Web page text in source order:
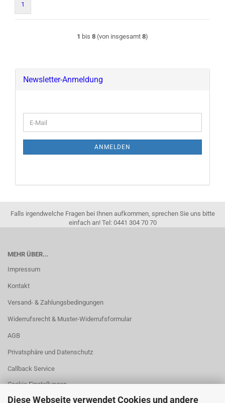
Diese Webseite verwendet Cookies und andere
1
1 bis 8 (von insgesamt 8)
Newsletter-Anmeldung
E-
Mail
ANMELDEN
Falls irgendwelche Fragen bei Ihnen aufkommen, sprechen Sie uns bitte
einfach an! Tel: 0441 304 70 70
MEHR ÜBER...
Impressum
Kontakt
Versand- & Zahlungsbedingungen
Widerrufsrecht & Muster-Widerrufsformular
AGB
Privatsphäre und Datenschutz
Callback Service
Cookie Einstellungen